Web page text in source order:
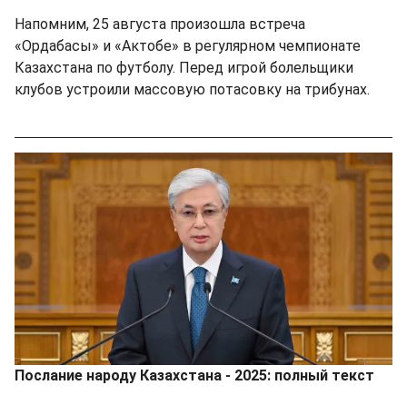
Напомним, 25 августа произошла встреча
«Ордабасы» и «Актобе» в регулярном чемпионате
Казахстана по футболу. Перед игрой болельщики
клубов устроили массовую потасовку на трибунах.
Послание народу Казахстана - 2025: полный текст